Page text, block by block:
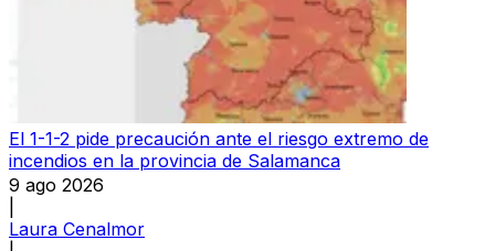
El 1-1-2 pide precaución ante el riesgo extremo de
incendios en la provincia de Salamanca
9 ago 2026
Laura Cenalmor